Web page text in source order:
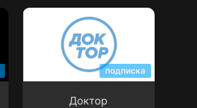
подписка
Доктор